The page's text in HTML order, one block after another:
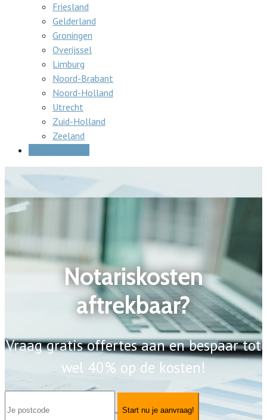
Friesland
Gelderland
Groningen
Overijssel
Limburg
Noord-Brabant
Noord-Holland
Utrecht
Zuid-Holland
Zeeland
Notariskosten
aftrekbaar?
Vraag gratis offertes aan en bespaar tot
wel 40% op de kosten!
Start nu je aanvraag!